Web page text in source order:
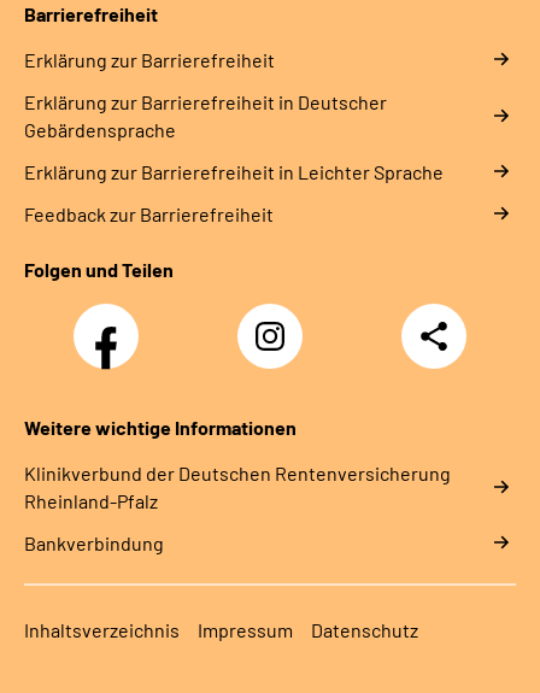
Barrierefreiheit
Erklärung zur Barrierefreiheit
Erklärung zur Barrierefreiheit in Deutscher
Gebärdensprache
Erklärung zur Barrierefreiheit in Leichter Sprache
Feedback zur Barrierefreiheit
Folgen und Teilen
Facebook
Instagram
DRV
Nachwuchskräfte
Teilen
Weitere wichtige Informationen
Klinikverbund der Deutschen Rentenversicherung
Rheinland-Pfalz
Bankverbindung
Inhaltsverzeichnis Impressum Datenschutz